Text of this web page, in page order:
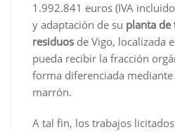
1.992.841 euros (IVA
y adaptación de su planta de
residuos de Vigo, localizada
pueda recibir la fracción
forma diferenciada
marrón.
A tal fin, los trabajos